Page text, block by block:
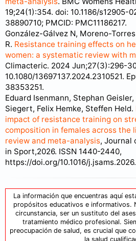
19;24(1):354. doi: 10.1186/s12905-
38890710; PMCID: PMC11186217.
González-Gálvez N, Moreno-
R. Resistance training effects on
women: a systematic review with
Climacteric. 2024 Jun;27(3):296-
10.1080/13697137.2024.2310521.
38353251.
Eduard Isenmann, Stephan
Siegert, Felix Hemke, Steffen Held.
impact of resistance training on
composition in females across the
review and meta-analysis, Journal
in Sport,2026. ISSN 1440-2440,
https://doi.org/10.1016/
La información que encuentras aquí
propósitos educativos e informativos.
circunstancia, ser un sustituto del
tratamiento médico profesional.
preocupación de salud, es crucial que
la salud